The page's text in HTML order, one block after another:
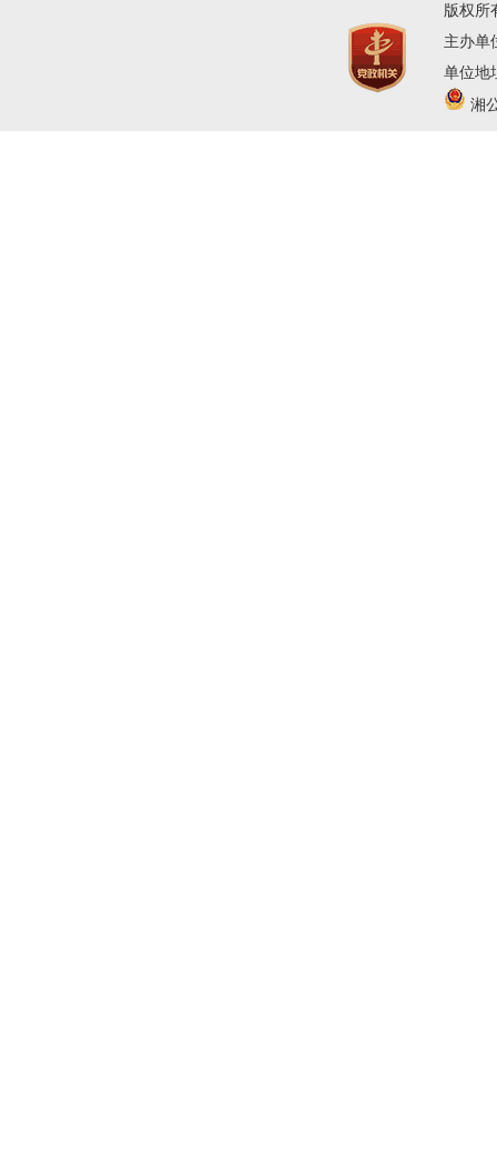
版权所
主办单
单位地
湘